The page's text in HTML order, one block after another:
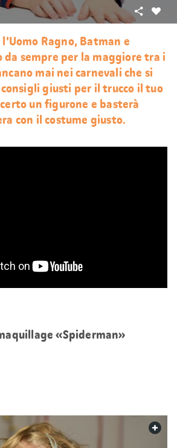
Condividi
Ragno, Batman e
da sempre per la maggiore tra i
mai nei carnevali che si
giusti per il trucco il tuo
un figurone e basterà
con il costume giusto.
«Spiderman»